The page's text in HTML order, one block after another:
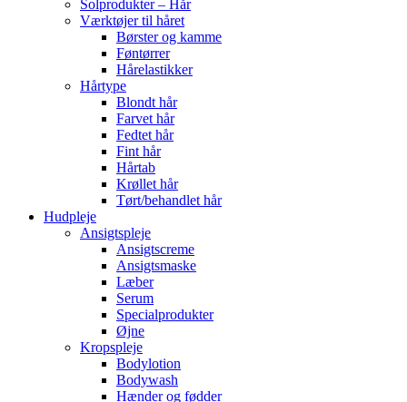
Solprodukter – Hår
Værktøjer til håret
Børster og kamme
Føntørrer
Hårelastikker
Hårtype
Blondt hår
Farvet hår
Fedtet hår
Fint hår
Hårtab
Krøllet hår
Tørt/behandlet hår
Hudpleje
Ansigtspleje
Ansigtscreme
Ansigtsmaske
Læber
Serum
Specialprodukter
Øjne
Kropspleje
Bodylotion
Bodywash
Hænder og fødder